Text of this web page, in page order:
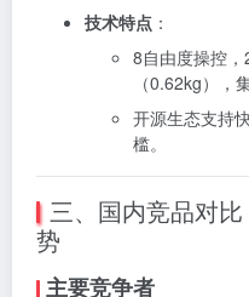
技术特点 ：
8自由度操控
（0.62kg），
开源生态支持
槛。
三、国内竞品对
势
主要竞争者